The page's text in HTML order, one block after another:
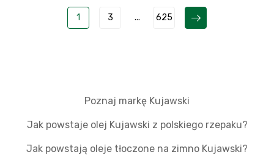
1 3 ... 625
Poznaj markę Kujawski
Jak powstaje olej Kujawski z polskiego rzepaku?
Jak powstają oleje tłoczone na zimno Kujawski?